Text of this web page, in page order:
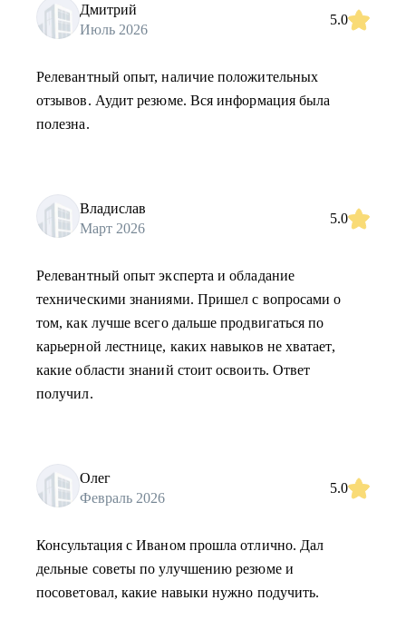
Дмитрий
Июль 2026
5.0
Релевантный опыт, наличие положительных
отзывов. Аудит резюме. Вся информация была
полезна.
Владислав
Март 2026
5.0
Релевантный опыт эксперта и обладание
техническими знаниями. Пришел с вопросами о
том, как лучше всего дальше продвигаться по
карьерной лестнице, каких навыков не хватает,
какие области знаний стоит освоить. Ответ
получил.
Олег
Февраль 2026
5.0
Консультация с Иваном прошла отлично. Дал
дельные советы по улучшению резюме и
посоветовал, какие навыки нужно подучить.